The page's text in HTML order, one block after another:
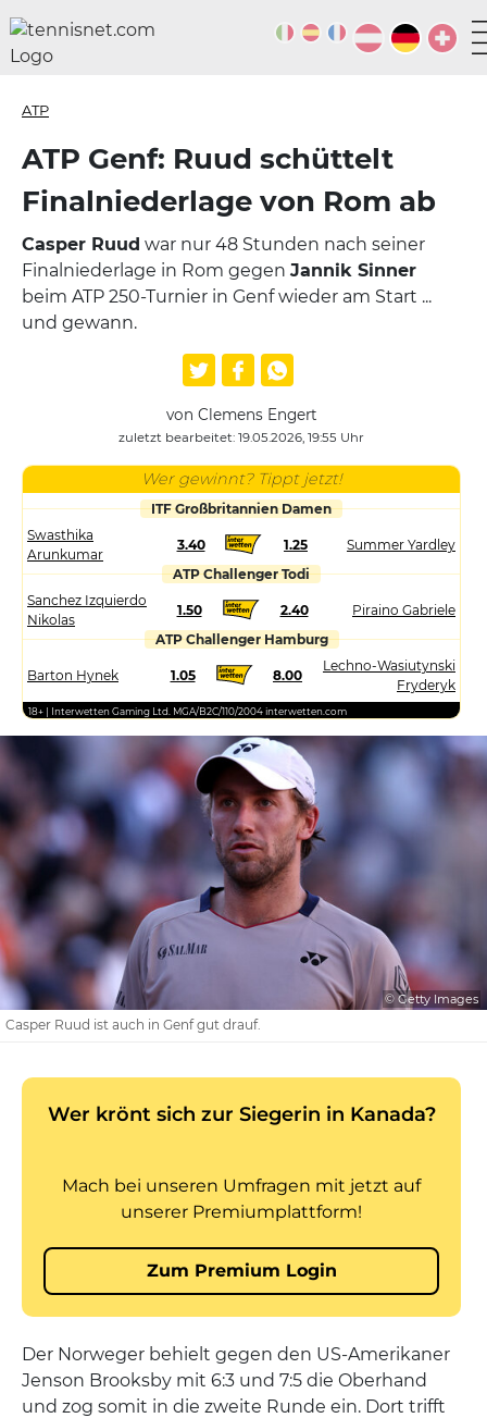
ATP
ATP Genf: Ruud schüttelt
Finalniederlage von Rom ab
Casper Ruud war nur 48 Stunden nach seiner
Finalniederlage in Rom gegen Jannik Sinner
beim ATP 250-Turnier in Genf wieder am Start ...
und gewann.
von Clemens Engert
zuletzt bearbeitet: 19.05.2026, 19:55 Uhr
Wer gewinnt? Tippt jetzt!
ITF Großbritannien Damen
Swasthika
Arunkumar
3.40 1.25
Summer Yardley
ATP Challenger Todi
Sanchez Izquierdo
Nikolas
1.50 2.40
Piraino Gabriele
ATP Challenger Hamburg
Barton Hynek 1.05 8.00
Lechno-Wasiutynski
Fryderyk
18+ | Interwetten Gaming Ltd. MGA/B2C/110/2004 interwetten.com
© Getty Images
Casper Ruud ist auch in Genf gut drauf.
Der Norweger behielt gegen den US-Amerikaner
Jenson Brooksby mit 6:3 und 7:5 die Oberhand
und zog somit in die zweite Runde ein. Dort trifft